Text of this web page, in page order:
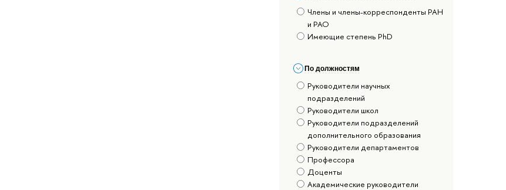
Члены и члены-корреспонденты РАН
и РАО
Имеющие степень PhD
По должностям
Руководители научных
подразделений
Руководители школ
Руководители подразделений
дополнительного образования
Руководители департаментов
Профессора
Доценты
Академические руководители